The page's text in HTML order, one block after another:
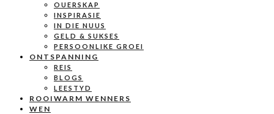
OUERSKAP
INSPIRASIE
IN DIE NUUS
GELD & SUKSES
PERSOONLIKE GROEI
ONTSPANNING
REIS
BLOGS
LEESTYD
ROOIWARM WENNERS
WEN